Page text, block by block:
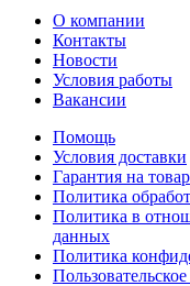
О компании
Контакты
Новости
Условия работы
Вакансии
Помощь
Условия доставки
Гарантия на товар
Политика
Политика в
данных
Политика